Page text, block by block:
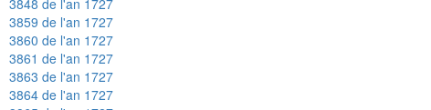
3859 de l'an 1727
3860 de l'an 1727
3861 de l'an 1727
3863 de l'an 1727
3864 de l'an 1727